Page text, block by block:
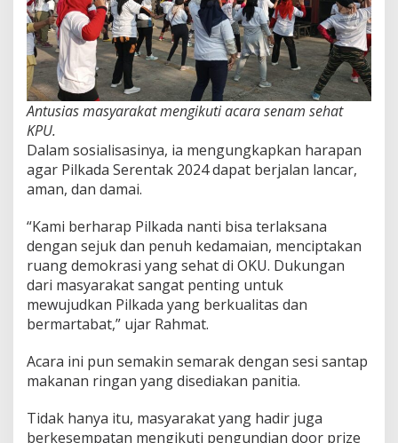
Antusias masyarakat mengikuti acara senam sehat
KPU.
Dalam sosialisasinya, ia mengungkapkan harapan
agar Pilkada Serentak 2024 dapat berjalan lancar,
aman, dan damai.
“Kami berharap Pilkada nanti bisa terlaksana
dengan sejuk dan penuh kedamaian, menciptakan
ruang demokrasi yang sehat di OKU. Dukungan
dari masyarakat sangat penting untuk
mewujudkan Pilkada yang berkualitas dan
bermartabat,” ujar Rahmat.
Acara ini pun semakin semarak dengan sesi santap
makanan ringan yang disediakan panitia.
Tidak hanya itu, masyarakat yang hadir juga
berkesempatan mengikuti pengundian door prize